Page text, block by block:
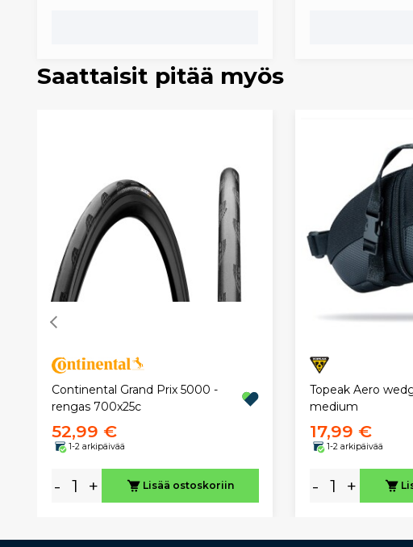
Saattaisit pitää myös
Continental Grand Prix 5000 -
rengas 700x25c
52,99 €
1-2 arkipäivää
- + Lisää ostoskoriin
Topeak Aero
medium
17,99 €
1-2 arkipäivää
- +